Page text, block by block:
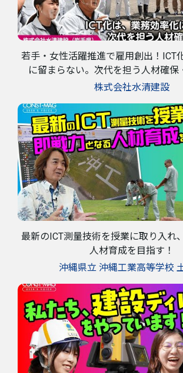
若手・女性活躍推進で雇用創出！ICT
に留まらない。次代を担う人材確保
株式会社水清建設
最新のICT測量技術を授業に取り入れ
人材育成を目指す！
沖縄県立 沖縄工業高等学校